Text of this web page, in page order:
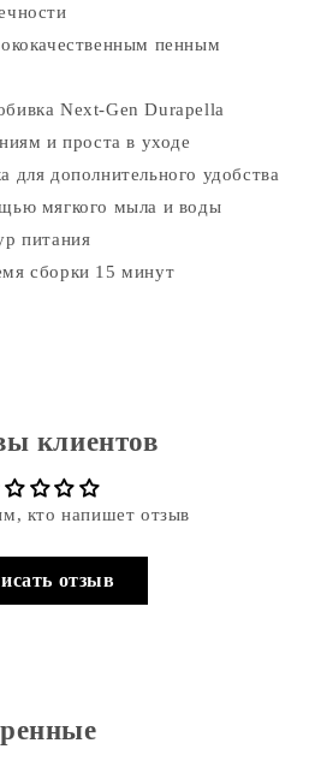
пенным
Next-Gen Durapella
и проста в уходе
для дополнительного удобства
мягкого мыла и воды
питания
сборки 15 минут
клиентов
кто напишет отзыв
отзыв